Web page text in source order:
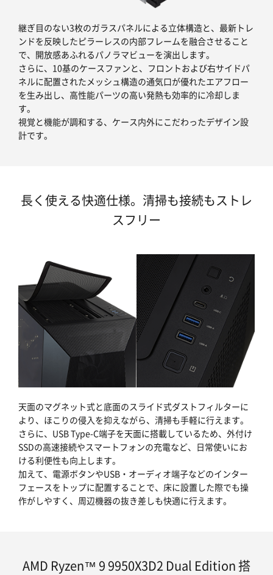
継ぎ目のない3枚のガラスパネルによる立体構造と、最新トレ
ンドを反映したピラーレスの内部フレームを融合させること
で、開放感あふれるパノラマビューを演出します。
さらに、10基のケースファンと、フロントおよび右サイドパ
ネルに配置されたメッシュ構造の通気口が優れたエアフロー
を生み出し、高性能パーツの高い発熱も効率的に冷却しま
す。
視覚と機能が調和する、ケース内外にこだわったデザイン設
計です。
長く使える快適仕様。清掃も接続もストレ
スフリー
天面のマグネット式と底面のスライド式ダストフィルターに
より、ほこりの侵入を抑えながら、清掃も手軽に行えます。
さらに、USB Type-C端子を天面に搭載しているため、外付け
SSDの高速接続やスマートフォンの充電など、日常使いにお
ける利便性も向上します。
加えて、電源ボタンやUSB・オーディオ端子などのインター
フェースをトップに配置することで、床に設置した際でも操
作がしやすく、周辺機器の抜き差しも快適に行えます。
AMD Ryzen™ 9 9950X3D2 Dual Edition 搭